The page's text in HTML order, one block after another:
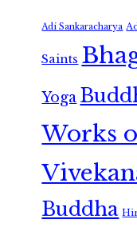
Adi Sankaracharya
Saints
Yoga
Works
Buddha